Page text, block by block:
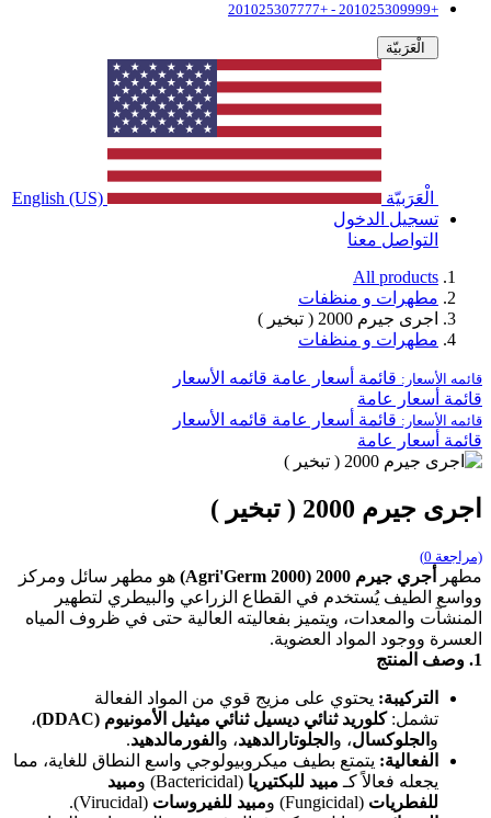
+201025309999 - +201025307777
الْعَرَبيّة
الْعَرَبيّة
English (US)
تسجيل الدخول
التواصل معنا
All products
مطهرات و منظفات
اجرى جيرم 2000 ( تبخير )
مطهرات و منظفات
قائمه الأسعار: قائمة أسعار عامة قائمه الأسعار
قائمة أسعار عامة
قائمه الأسعار: قائمة أسعار عامة قائمه الأسعار
قائمة أسعار عامة
اجرى جيرم 2000 ( تبخير )
(مراجعة 0)
مطهر أجري جيرم 2000 (Agri'Germ 2000)
هو مطهر سائل ومركز
وواسع الطيف يُستخدم في القطاع الزراعي والبيطري لتطهير
المنشآت والمعدات، ويتميز بفعاليته العالية حتى في ظروف المياه
العسرة ووجود المواد العضوية.
1. وصف المنتج
التركيبة: يحتوي على مزيج قوي من المواد الفعالة
تشمل:كلوريد ثنائي ديسيل ثنائي ميثيل الأمونيوم (DDAC)
،
و الجلوكسال، و الجلوتارالدهيد، و الفورمالدهيد.
الفعالية: يتمتع بطيف ميكروبيولوجي واسع النطاق للغاية، مما
يجعله فعالاً كـ مبيد للبكتيريا (Bactericidal) و
مبيد
للفطريات (Fungicidal) و مبيد للفيروسات (Virucidal).